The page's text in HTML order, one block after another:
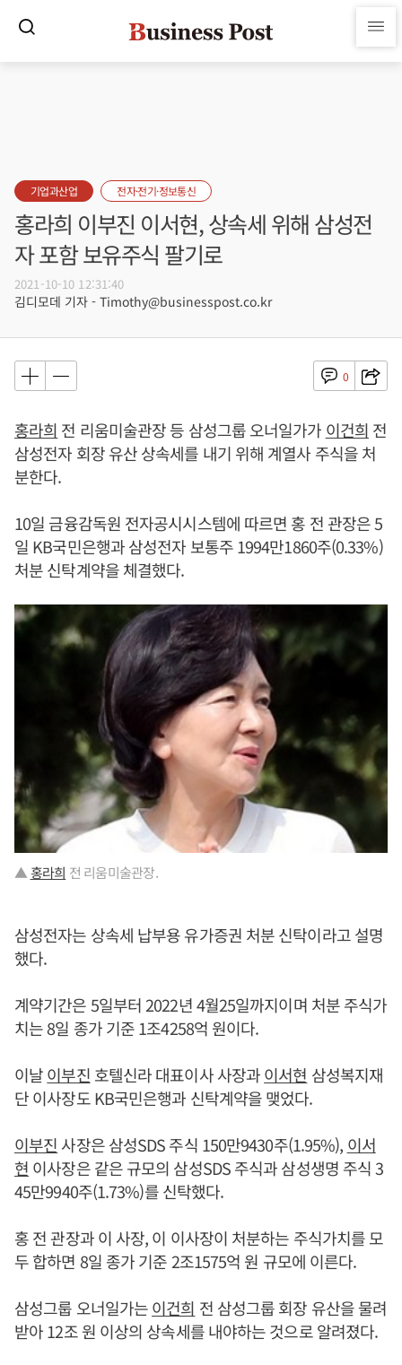
기업과산업 전자·전기·정보통신
홍라희 이부진 이서현, 상속세 위해 삼성전
자 포함 보유주식 팔기로
2021-10-10 12:31:40
김디모데 기자 - Timothy@businesspost.co.kr
0
홍라희 전 리움미술관장 등 삼성그룹 오너일가가 이건희 전
삼성전자 회장 유산 상속세를 내기 위해 계열사 주식을 처
분한다.
10일 금융감독원 전자공시시스템에 따르면 홍 전 관장은 5
일 KB국민은행과 삼성전자 보통주 1994만1860주(0.33%)
처분 신탁계약을 체결했다.
▲홍라희 전 리움미술관장.
삼성전자는 상속세 납부용 유가증권 처분 신탁이라고 설명
했다.
계약기간은 5일부터 2022년 4월25일까지이며 처분 주식가
치는 8일 종가 기준 1조4258억 원이다.
이날이부진 호텔신라 대표이사 사장과이서현 삼성복지재
단 이사장도 KB국민은행과 신탁계약을 맺었다.
이부진 사장은 삼성SDS 주식 150만9430주(1.95%), 이서
현 이사장은 같은 규모의 삼성SDS 주식과 삼성생명 주식 3
45만9940주(1.73%)를 신탁했다.
홍 전 관장과 이 사장, 이 이사장이 처분하는 주식가치를 모
두 합하면 8일 종가 기준 2조1575억 원 규모에 이른다.
삼성그룹 오너일가는이건희 전 삼성그룹 회장 유산을 물려
받아 12조 원 이상의 상속세를 내야하는 것으로 알려졌다.